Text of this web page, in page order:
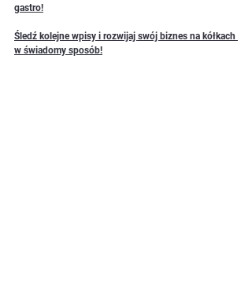
gastro!
Śledź kolejne wpisy i rozwijaj swój biznes na kółkach
w świadomy sposób!